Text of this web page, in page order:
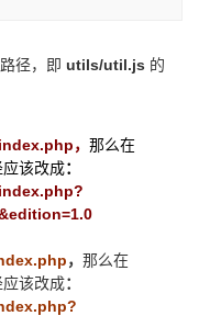
径，即 utils/util.js 的
， 那么在
该改成：
， 那么在
该改成：